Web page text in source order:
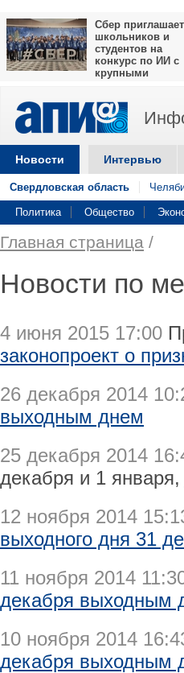
Сбер приглашает
школьников и
студентов на
конкурс по ИИ с
крупными
Новости Интервью
Свердловская область
Политика Общество
Главная страница /
Новости по
4 июня 2015 17:00
законопроект о
26 декабря 2014
выходным днем
25 декабря 2014
декабря и 1 января,
12 ноября 2014
выходного дня 31
11 ноября 2014
декабря выходным
10 ноября 2014
декабря выходным